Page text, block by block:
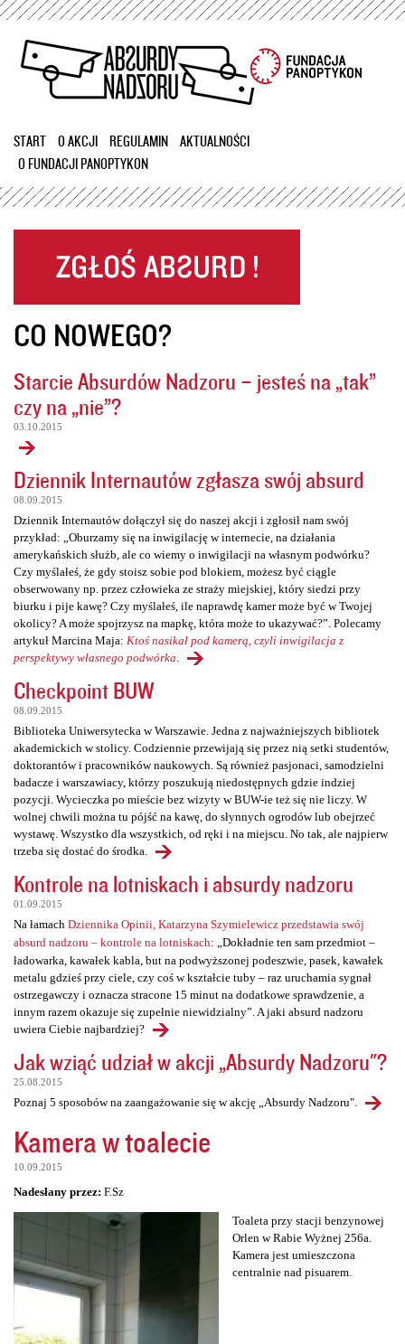
Przejdź
treści
START O AKCJI REGULAMIN
AKTUALNOŚCI
O FUNDACJI PANOPTYKON
CO NOWEGO?
Starcie Absurdów Nadzoru – jesteś na „tak”
czy na „nie”?
03.10.2015
Dziennik Internautów zgłasza swój absurd
08.09.2015
Dziennik Internautów dołączył się do naszej akcji i zgłosił nam swój
przykład: „Oburzamy się na inwigilację w internecie, na działania
amerykańskich służb, ale co wiemy o inwigilacji na własnym podwórku?
Czy myślałeś, że gdy stoisz sobie pod blokiem, możesz być ciągle
obserwowany np. przez człowieka ze straży miejskiej, który siedzi przy
biurku i pije kawę? Czy myślałeś, ile naprawdę kamer może być w Twojej
okolicy? A może spojrzysz na mapkę, która może to ukazywać?”. Polecamy
artykuł Marcina Maja: Ktoś nasikał pod kamerą, czyli inwigilacja z
perspektywy własnego podwórka
Checkpoint BUW
08.09.2015
Biblioteka Uniwersytecka w Warszawie. Jedna z najważniejszych bibliotek
akademickich w stolicy. Codziennie przewijają się przez nią setki studentów,
doktorantów i pracowników naukowych. Są również pasjonaci, samodzielni
badacze i warszawiacy, którzy poszukują niedostępnych gdzie indziej
pozycji. Wycieczka po mieście bez wizyty w BUW-ie też się nie liczy. W
wolnej chwili można tu pójść na kawę, do słynnych ogrodów lub obejrzeć
wystawę. Wszystko dla wszystkich, od ręki i na miejscu. No tak, ale najpierw
trzeba się dostać do środka.
Kontrole na lotniskach i absurdy nadzoru
01.09.2015
Na łamach Dziennika Opinii, Katarzyna Szymielewicz przedstawia swój
absurd nadzoru – kontrole na lotniskach: „Dokładnie ten sam przedmiot –
ładowarka, kawałek kabla, but na podwyższonej podeszwie, pasek, kawałek
metalu gdzieś przy ciele, czy coś w kształcie tuby – raz uruchamia sygnał
ostrzegawczy i oznacza stracone 15 minut na dodatkowe sprawdzenie, a
innym razem okazuje się zupełnie niewidzialny”. A jaki absurd nadzoru
uwiera Ciebie najbardziej?
Jak wziąć udział w akcji „Absurdy Nadzoru"?
25.08.2015
Poznaj 5 sposobów na zaangażowanie się w akcję „Absurdy Nadzoru".
Kamera w toalecie
10.09.2015
Nadesłany przez: F.Sz
Toaleta przy stacji benzynowej
Orlen w Rabie Wyżnej 256a.
Kamera jest umieszczona
centralnie nad pisuarem.